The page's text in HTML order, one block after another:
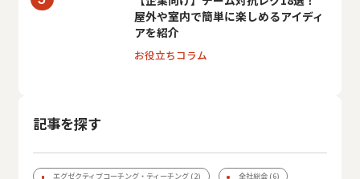
屋外や室内で簡単に楽しめるアイディ
アを紹介
お役立ちコラム
記事を探す
エグゼクティブコーチング・ティーチング (2) 全社総会 (6)